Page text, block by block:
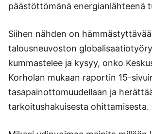
päästöttömänä energianlähteenä
Siihen nähden on
talousneuvoston
kummastelee ja kysyy, onko
Korholan mukaan raportin 15-
tasapainottomuudellaan ja
tarkoitushakuisesta ohittamisesta.